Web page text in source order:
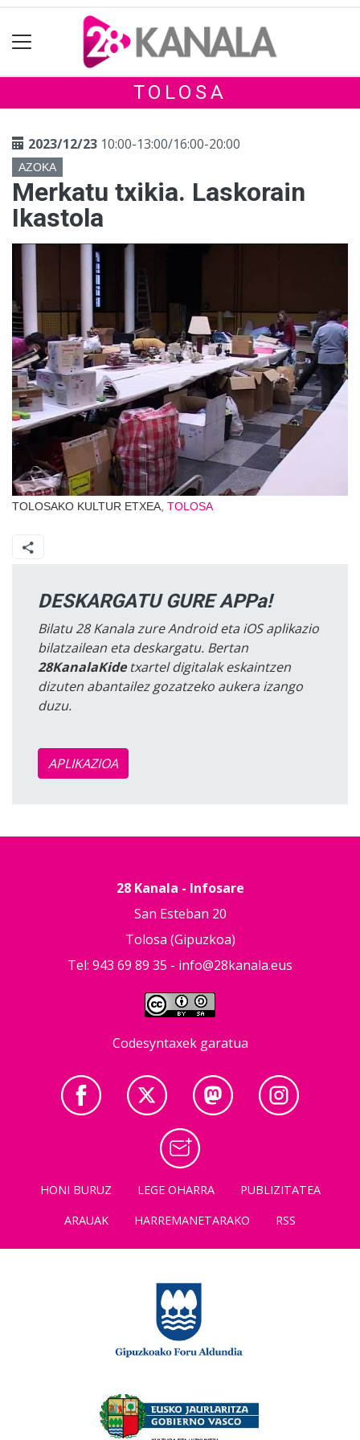
TOLOSA
2023/12/23 10:00-13:00/16:00-20:00
AZOKA
Merkatu txikia. Laskorain
Ikastola
TOLOSAKO KULTUR ETXEA, TOLOSA
DESKARGATU GURE APPa!
Bilatu 28 Kanala zure Android eta iOS aplikazio
bilatzailean eta deskargatu. Bertan
28KanalaKidetxartel digitalak eskaintzen
dizuten abantailez gozatzeko aukera izango
duzu.
APLIKAZIOA
28 Kanala - Infosare
San Esteban 20
Tolosa (Gipuzkoa)
Tel: 943 69 89 35 - info@28kanala.eus
Codesyntaxek garatua
HONI BURUZ LEGE OHARRA
PUBLIZITATEA
ARAUAK
HARREMANETARAKO RSS